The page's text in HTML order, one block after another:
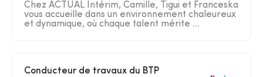
Chez ACTUAL Intérim, Camille, Tigui et Franceska
vous accueille dans un environnement chaleureux
et dynamique, où chaque talent mérite ...
Conducteur de travaux du BTP